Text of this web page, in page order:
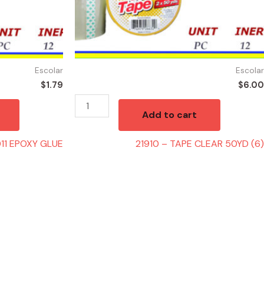
Escolar
$1.79
EPOXY GLUE
Escolar
$6.00
Add to cart
21910 – TAPE CLEAR 50YD (6)